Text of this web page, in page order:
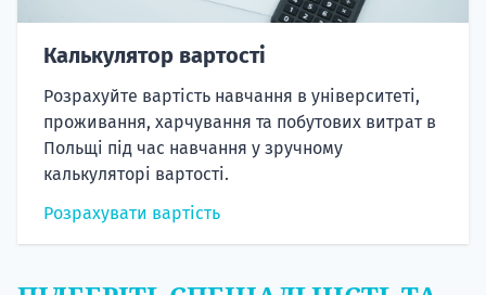
Калькулятор вартості
Розрахуйте вартість навчання в університеті,
проживання, харчування та побутових витрат в
Польщі під час навчання у зручному
калькуляторі вартості.
Розрахувати вартість